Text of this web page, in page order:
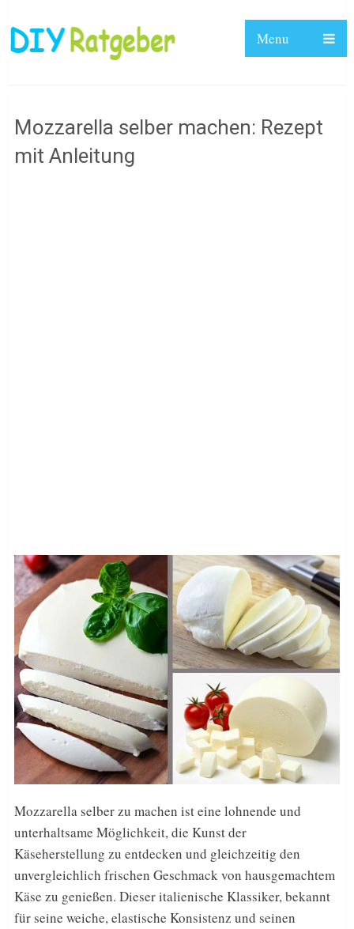
Menu
Mozzarella selber machen: Rezept
mit Anleitung
Mozzarella selber zu machen ist eine lohnende und
unterhaltsame Möglichkeit, die Kunst der
Käseherstellung zu entdecken und gleichzeitig den
unvergleichlich frischen Geschmack von hausgemachtem
Käse zu genießen. Dieser italienische Klassiker, bekannt
für seine weiche, elastische Konsistenz und seinen